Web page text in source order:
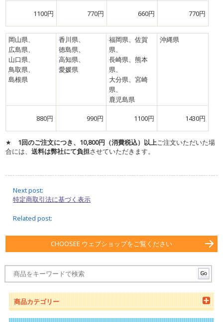
1100円 770円 660円 770円
岡山県、
広島県、
山口県、
鳥取県、
島根県
香川県、
徳島県、
高知県、
愛媛県
福岡県、佐賀
県、
長崎県、熊本
県、
大分県、宮崎
県、
鹿児島県
沖縄県
880円 990円 1100円 1430円
★ 1回のご注文につき、10,800円（消費税込）以上ご注文いただいた場
合には、送料は弊社にて負担させていただきます。
Next post:
特定商取引法に基づく表示
Related post:
CHOOSEE ウェブショップをご覧ください
商品カテゴリー